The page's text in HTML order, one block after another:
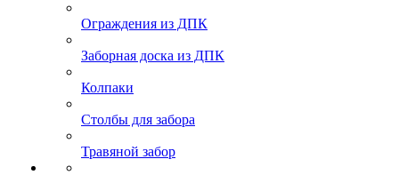
Ограждения из ДПК
Заборная доска из ДПК
Колпаки
Столбы для забора
Травяной забор